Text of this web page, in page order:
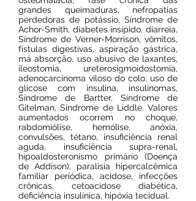
grandes queimaduras, nefropatias
perdedoras de potássio, Síndrome de
Achor-Smith, diabetes insípido, diarreia,
Síndrome de Verner-Morrison, vômitos,
fístulas digestivas, aspiração gástrica,
má absorção, uso abusivo de laxantes,
ileostomia, ureterosigmoidostomia,
adenocarcinoma viloso do colo, uso de
glicose com insulina, insulinomas,
Síndrome de Bartter, Síndrome de
Gitelman, Síndrome de Liddle. Valores
aumentados ocorrem no choque,
rabdomiólise, hemólise, anóxia,
convulsões, tétano, insuficiência renal
aguda, insuficiência supra-renal,
hipoaldosteronismo primário (Doença
de Addison), paralisia hipercalcêmica
familiar periódica, acidose, infecções
crônicas, cetoacidose diabética,
deficiência insulínica, hipóxia tecidual.